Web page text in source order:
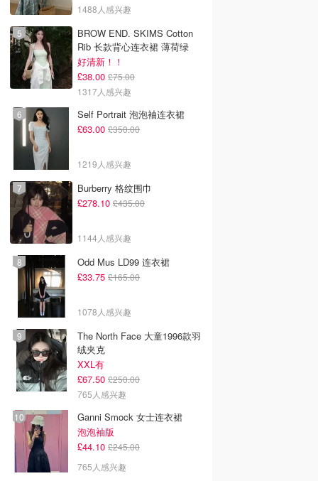
1488人感兴趣
BROW END. SKIMS Cotton
Rib 长款背心连衣裙 薄荷绿
好清新！！
£38.00 £75.00
1317人感兴趣
Self Portrait 泡泡袖连衣裙
£63.00 £350.00
1219人感兴趣
Burberry 格纹围巾
£278.10 £435.00
1144人感兴趣
Odd Mus LD99 连衣裙
£33.75 £165.00
1078人感兴趣
The North Face 大童1996款羽
绒夹克
XXL有
£67.50 £250.00
765人感兴趣
Ganni Smock 女士连衣裙
泡泡袖版
£44.10 £245.00
765人感兴趣